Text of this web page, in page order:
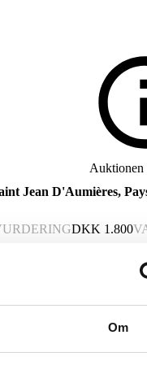
Om
Auktionen
Jean D'Aumières,
DKK 1.800
D'Aumières, Pays